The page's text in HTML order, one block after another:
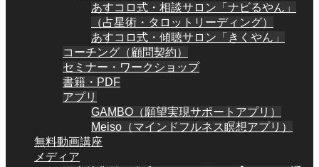
あすコロ式・相談サロン「ナビるやん」
（占星術・タロットリーディング）
あすコロ式・傾聴サロン「きくやん」
コーチング（顧問契約）
セミナー・ワークショップ
書籍・PDF
アプリ
GAMBO（願望実現サポートアプリ）
Meiso（マインドフルネス瞑想アプリ）
無料動画講座
メディア